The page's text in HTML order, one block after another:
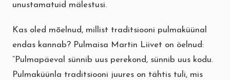
unustamatuid mälestusi.
Kas oled mõelnud, millist traditsiooni pulmaküünal
endas kannab? Pulmaisa Martin Liivet on öelnud:
“Pulmapäeval sünnib uus perekond, sünnib uus kodu.
Pulmaküünla traditsiooni juures on tähtis tuli, mis